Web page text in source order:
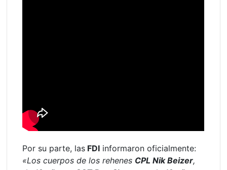
Por su parte, las FDI informaron oficialmente:
«Los cuerpos de los rehenes CPL Nik Beizer,